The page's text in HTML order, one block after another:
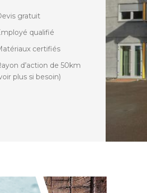
gratuit
qualifié
certifiés
d’action de 50km
plus si besoin)